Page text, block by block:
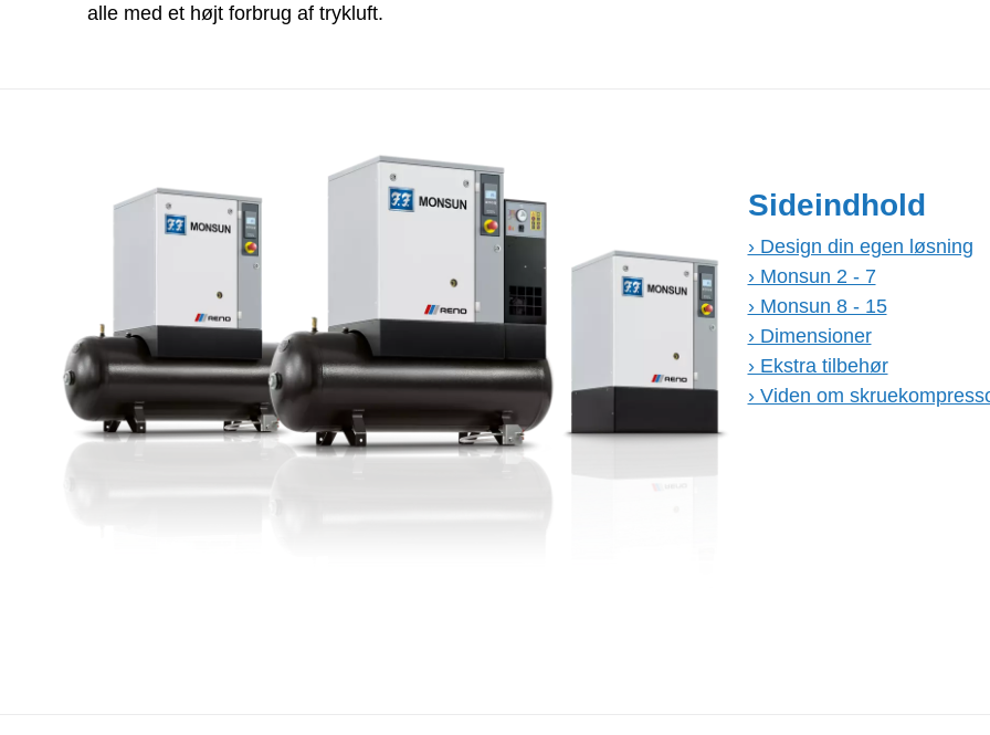
alle med et højt forbrug af trykluft.
Sideindhold
› Design din egen løsning
› Monsun 2 - 7
› Monsun 8 - 15
› Dimensioner
› Ekstra tilbehør
› Viden om